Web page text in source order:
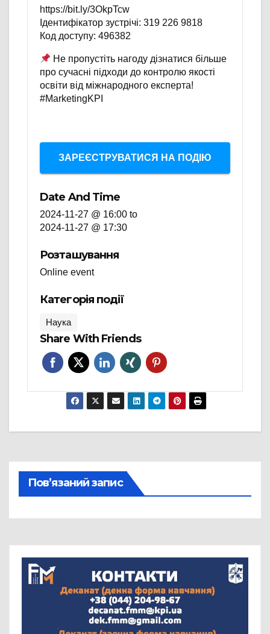
https://bit.ly/3OkpTcw
Ідентифікатор зустрічі: 319 226 9818
Код доступу: 496382
Не пропустіть нагоду дізнатися більше
про сучасні підходи до контролю якості
освіти від міжнародного експерта!
#MarketingKPI
ЗАРЕЄСТРУВАТИСЯ НА ПОДІЮ
Date And Time
2024-11-27 @ 16:00 to
2024-11-27 @ 17:30
Розташування
Online event
Категорія події
Наука
Share With Friends
Пов’язаний запис